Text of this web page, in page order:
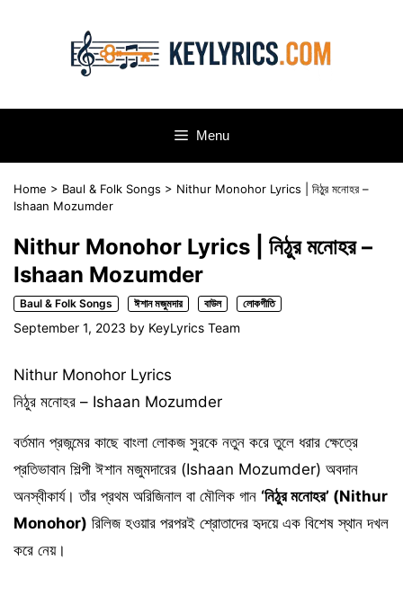
Menu
Home > Baul & Folk Songs > Nithur Monohor Lyrics | নিঠুর মনোহর –
Ishaan Mozumder
Nithur Monohor Lyrics | নিঠুর মনোহর –
Ishaan Mozumder
Baul & Folk Songs ঈশান মজুমদার বাউল লোকগীতি
September 1, 2023 by KeyLyrics Team
Nithur Monohor Lyrics
নিঠুর মনোহর – Ishaan Mozumder
বর্তমান প্রজন্মের কাছে বাংলা লোকজ সুরকে নতুন করে তুলে ধরার ক্ষেত্রে
প্রতিভাবান শিল্পী ঈশান মজুমদারের (Ishaan Mozumder) অবদান
অনস্বীকার্য। তাঁর প্রথম অরিজিনাল বা মৌলিক গান ‘নিঠুর মনোহর’ (Nithur
Monohor) রিলিজ হওয়ার পরপরই শ্রোতাদের হৃদয়ে এক বিশেষ স্থান দখল
করে নেয়।